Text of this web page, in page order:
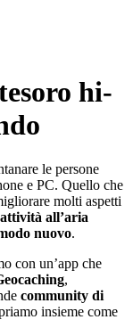
hi-
le persone
e PC. Quello che
molti aspetti
attività all’aria
nuovo.
con un’app che
,
community di
insieme come